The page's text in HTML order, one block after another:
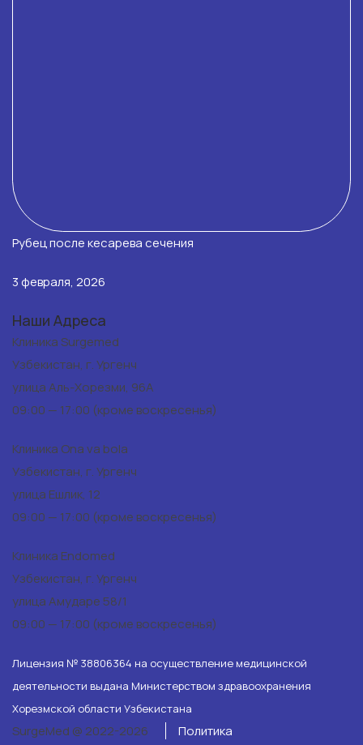
Рубец после кесарева сечения
3 февраля, 2026
Наши Адреса
Клиника Surgemed
Узбекистан, г. Ургенч
улица Аль-Хорезми, 96А
09:00 — 17:00 (кроме воскресенья)
Клиника Ona va bola
Узбекистан, г. Ургенч
улица Ешлик, 12
09:00 — 17:00 (кроме воскресенья)
Клиника Endomed
Узбекистан, г. Ургенч
улица Амударе 58/1
09:00 — 17:00 (кроме воскресенья)
Лицензия № 38806364 на осуществление медицинской
деятельности выдана Министерством здравоохранения
Хорезмской области Узбекистана
SurgeMed @ 2022-2026
Политика